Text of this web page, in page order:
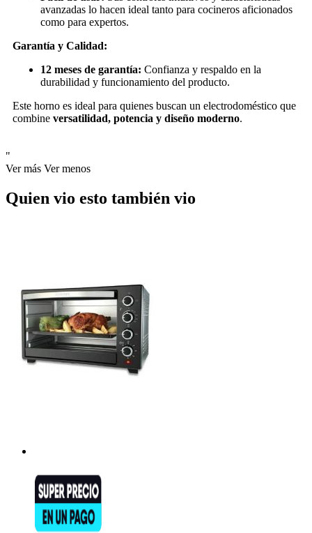
avanzadas lo hacen ideal tanto para cocineros aficionados
como para expertos.
Garantía y Calidad:
12 meses de garantía: Confianza y respaldo en la
durabilidad y funcionamiento del producto.
Este horno es ideal para quienes buscan un electrodoméstico que
combine versatilidad, potencia y diseño moderno.
"
Ver más Ver menos
Quien vio esto también vio